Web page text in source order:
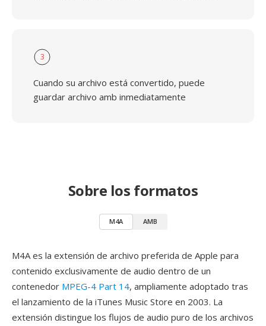
3
Cuando su archivo está convertido, puede
guardar archivo amb inmediatamente
Sobre los formatos
M4A AMB
M4A es la extensión de archivo preferida de Apple para
contenido exclusivamente de audio dentro de un
contenedor MPEG-4 Part 14, ampliamente adoptado tras
el lanzamiento de la iTunes Music Store en 2003. La
extensión distingue los flujos de audio puro de los archivos